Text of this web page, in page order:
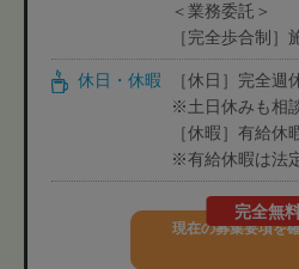
＜業務委託＞
［完全歩合制］
休日・休暇
［休日］完全週
※土日休みも相
［休暇］有給休
※有給休暇は法
完全無
現在の募集要項を